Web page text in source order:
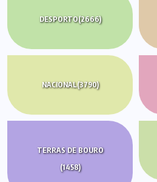
DESPORTO(2666)
NACIONAL(3790)
TERRAS DE BOURO
(1458)